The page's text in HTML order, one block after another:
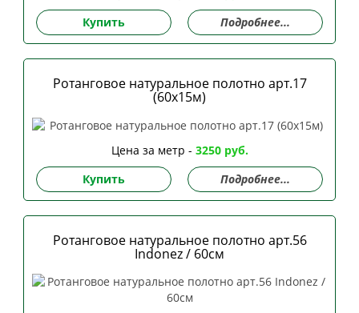
Купить
Подробнее...
Ротанговое натуральное полотно арт.17
(60х15м)
Цена за метр - 3250 руб.
Купить
Подробнее...
Ротанговое натуральное полотно арт.56
Indonez / 60см